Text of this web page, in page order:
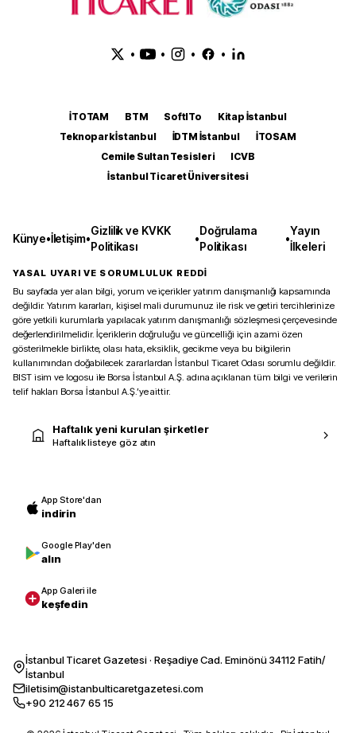
• • • •
İTOTAM BTM SoftITo
Kitap İstanbul
Teknopark İstanbul
İDTM İstanbul
İTOSAM
Cemile Sultan Tesisleri
ICVB
İstanbul Ticaret Üniversitesi
Künye•İletişim•
Gizlilik ve KVKK
Politikası
•
Doğrulama
Politikası
•
Yayın
İlkeleri
YASAL UYARI VE SORUMLULUK REDDİ
Bu sayfada yer alan bilgi, yorum ve içerikler yatırım danışmanlığı kapsamında
değildir. Yatırım kararları, kişisel mali durumunuz ile risk ve getiri tercihlerinize
göre yetkili kurumlarla yapılacak yatırım danışmanlığı sözleşmesi çerçevesinde
değerlendirilmelidir. İçeriklerin doğruluğu ve güncelliği için azami özen
gösterilmekle birlikte, olası hata, eksiklik, gecikme veya bu bilgilerin
kullanımından doğabilecek zararlardan İstanbul Ticaret Odası sorumlu değildir.
BIST isim ve logosu ile Borsa İstanbul A.Ş. adına açıklanan tüm bilgi ve verilerin
telif hakları Borsa İstanbul A.Ş.’ye aittir.
Haftalık yeni kurulan şirketler
Haftalık listeye göz atın
App Store'dan
indirin
Google Play'den
alın
App Galeri ile
keşfedin
İstanbul Ticaret Gazetesi · Reşadiye Cad. Eminönü 34112 Fatih/
İstanbul
iletisim@istanbulticaretgazetesi.com
+90 212 467 65 15